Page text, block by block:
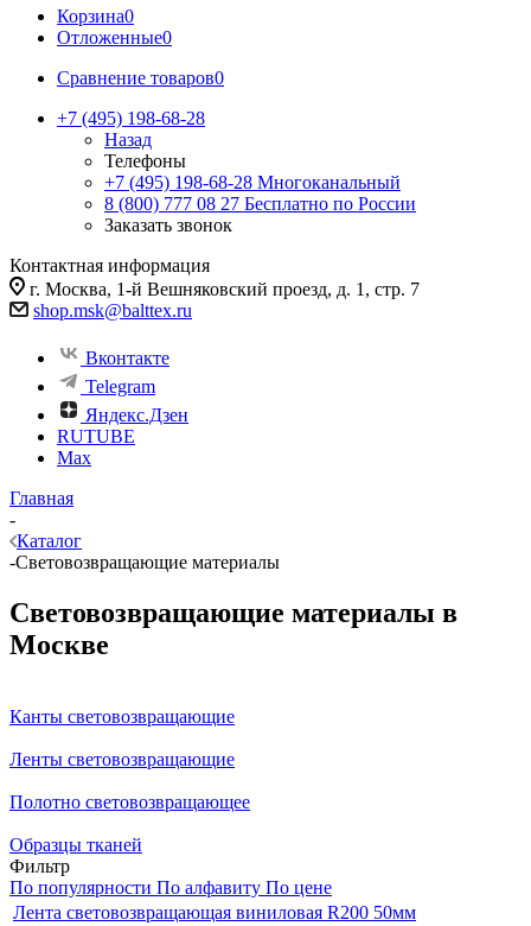
Корзина0
Отложенные0
Сравнение товаров0
+7 (495) 198-68-28
Назад
Телефоны
+7 (495) 198-68-28 Многоканальный
8 (800) 777 08 27 Бесплатно по России
Заказать звонок
Контактная информация
г. Москва, 1-й Вешняковский проезд, д. 1, стр. 7
shop.msk@balttex.ru
Вконтакте
Telegram
Яндекс.Дзен
RUTUBE
Max
Главная
-
Каталог
-Световозвращающие материалы
Световозвращающие материалы в
Москве
Канты световозвращающие
Ленты световозвращающие
Полотно световозвращающее
Образцы тканей
Фильтр
По популярности По алфавиту По цене
Лента световозвращающая виниловая R200 50мм